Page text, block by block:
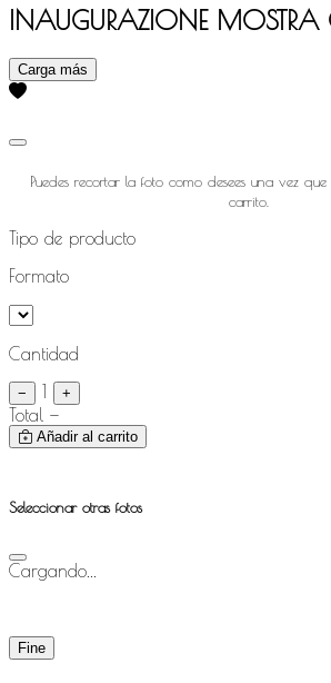
INAUGURAZIONE MOSTRA
Carga más
Puedes recortar la foto como desees una vez
carrito.
Tipo de producto
Formato
Cantidad
− 1 +
Total —
Añadir al carrito
Seleccionar otras fotos
Cargando...
Fine